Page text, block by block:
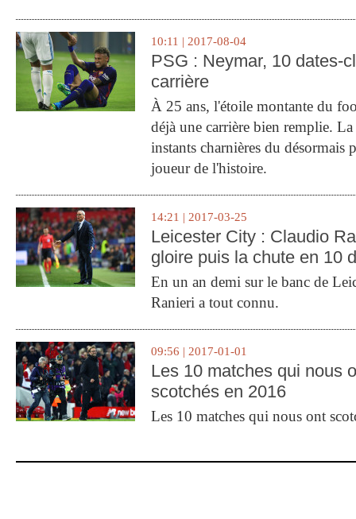
10:11 | 2017-08-04
PSG : Neymar, 10 dates-
carrière
À 25 ans, l'étoile montante du
déjà une carrière bien remplie.
instants charnières du désormais
joueur de l'histoire.
14:21 | 2017-03-25
Leicester City : Claudio
gloire puis la chute en 10
En un an demi sur le banc de
Ranieri a tout connu.
09:56 | 2017-01-01
Les 10 matches qui nous
scotchés en 2016
Les 10 matches qui nous ont